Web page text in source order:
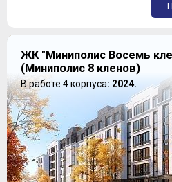
ЖК "Миниполис Восемь
(Миниполис 8 кленов)
В работе 4 корпуса: 2024.